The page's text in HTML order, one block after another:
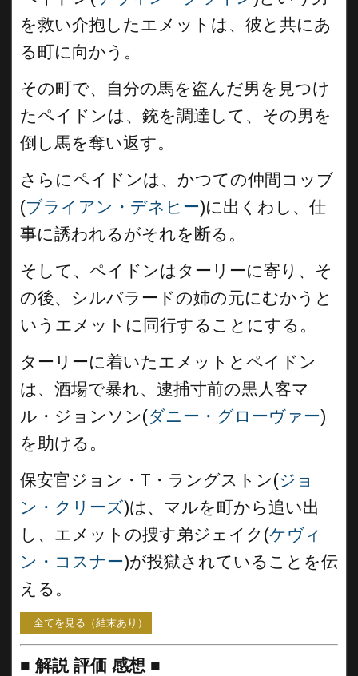
を救い介抱したエメットは、彼と共にあ
る町に向かう。
その町で、自分の馬を盗んだ男を見つけ
たペイドンは、銃を調達して、その男を
倒し馬を奪い返す。
さらにペイドンは、かつての仲間コッブ
(ブライアン・デネヒー)に出くわし、仕
事に誘われるがそれを断る。
そして、ペイドンはターリーに寄り、そ
の後、シルバラードの姉の元にむかうと
いうエメットに同行することにする。
ターリーに着いたエメットとペイドン
は、酒場で暴れ、逮捕寸前の黒人客マ
ル・ジョンソン(ダニー・グローヴァー)
を助ける。
保安官ジョン・T・ラングストン(ジョ
ン・クリーズ)は、マルを町から追い出
し、エメットの捜す弟ジェイク(ケヴィ
ン・コスナー)が投獄されていることを伝
える。
...全てを見る（結末あり）
■ 解説 評価 感想 ■